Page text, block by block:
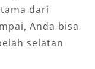
dari
Anda bisa
selatan